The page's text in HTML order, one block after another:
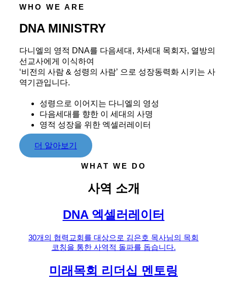
WHO WE ARE
DNA MINISTRY
다니엘의 영적 DNA를 다음세대, 차세대 목회자, 열방의
선교사에게 이식하여
‘비전의 사람 & 성령의 사람’ 으로 성장동력화 시키는 사
역기관입니다.
성령으로 이어지는 다니엘의 영성
다음세대를 향한 이 세대의 사명
영적 성장을 위한 엑셀러레이터
더 알아보기
WHAT WE DO
사역 소개
DNA 엑셀러레이터
30개의 협력교회를 대상으로 김은호 목사님의 목회
코칭을 통한 사역적 돌파를 돕습니다.
미래목회 리더십 멘토링